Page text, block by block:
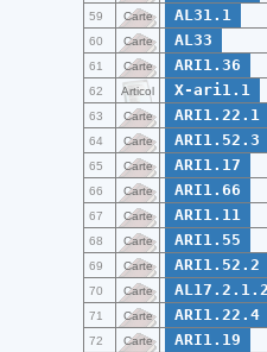
59 Carte AL31.1
60 Carte AL33
61 Carte ARI1.36
62 Articol X-ari1.1
63 Carte ARI1.22.1
64 Carte ARI1.52.3
65 Carte ARI1.17
66 Carte ARI1.66
67 Carte ARI1.11
68 Carte ARI1.55
69 Carte ARI1.52.2
70 Carte AL17.2.1.2
71 Carte ARI1.22.4
72 Carte ARI1.19